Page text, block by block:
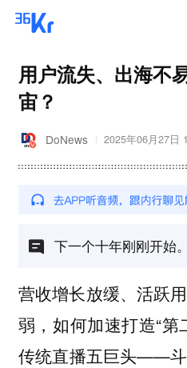
用户流失、出海不
宙？
DoNews 2025年06月27日
下一个十年刚刚开始。
营收增长放缓、活跃
弱，如何加速打造“第
传统直播五巨头——